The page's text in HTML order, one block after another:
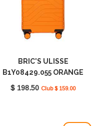
BRIC'S ULISSE
B1Y08429.055 ORANGE
$ 198.50 Club $ 159.00